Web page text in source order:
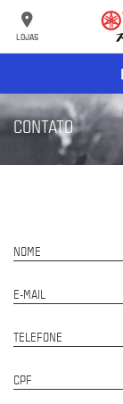
LOJAS
CONTATO
NOME
E-MAIL
TELEFONE
CPF